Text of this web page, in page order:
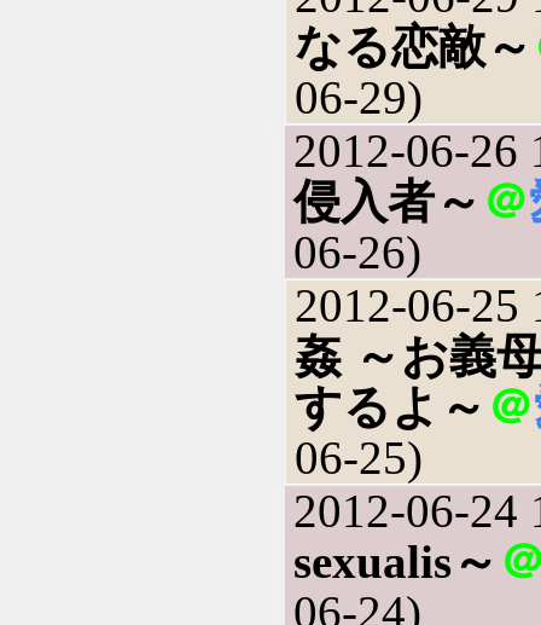
なる恋敵～
06-29)
2012-06-26
侵入者～ ＠
06-26)
2012-06-25
姦 ～お義
するよ～ ＠
06-25)
2012-06-24
sexualis～
06-24)